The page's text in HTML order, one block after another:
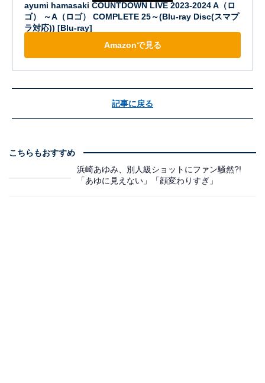
ayumi hamasaki COUNTDOWN LIVE 2023-2024 A（ロ
ゴ） ～A（ロゴ） COMPLETE 25～(Blu-ray Disc(スマプ
ラ対応)) [Blu-ray]
Amazonで見る
記事に戻る
こちらもおすすめ
浜崎あゆみ、別人級ショットにファン騒然?!
「あゆに見えない」「顔変わりすぎ」